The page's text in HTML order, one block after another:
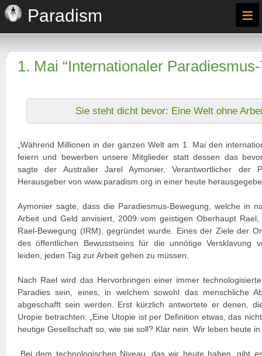
Paradism ≡
1. Mai “Internationaler Paradiesmus-
Sie steht dicht bevor: Eine Welt ohne
„Während Millionen in der ganzen Welt am 1. Mai den
feiern und bewerben unsere Mitglieder statt dessen das
sagte der Australier Jarel Aymonier, Verantwortlicher der
Herausgeber von www.paradism.org in einer heute
Aymonier sagte, dass die Paradiesmus-Bewegung, welche in
Arbeit und Geld anvisiert, 2009 vom geistigen Oberhaupt
Rael-Bewegung (IRM), gegründet wurde. Eines der Ziele der
des öffentlichen Bewusstseins für die unnötige Versklavung
leiden, jeden Tag zur Arbeit gehen zu müssen.
Nach Rael wird das Hervorbringen einer immer
Paradies sein, eines, in welchem sowohl das menschliche
abgeschafft sein werden. Erst kürzlich antwortete er denen,
Uropie betrachten: „Eine Utopie ist per Definition etwas, das
heutige Gesellschaft so, wie sie soll? Klar nein. Wir leben heute
„Bei dem technologischen Niveau, das wir heute haben, gibt